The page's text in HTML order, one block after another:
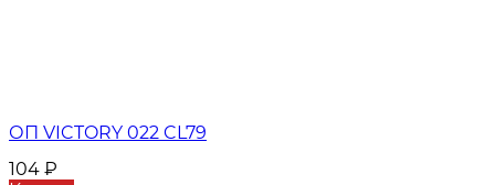
ОП VICTORY 022 CL79
104 ₽